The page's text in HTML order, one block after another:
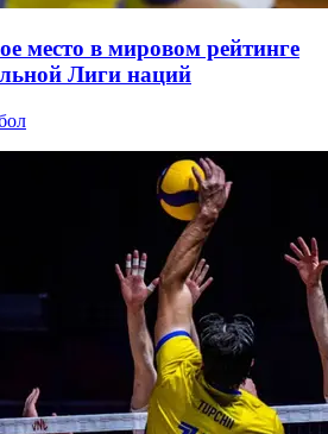
место в мировом рейтинге
Лиги наций